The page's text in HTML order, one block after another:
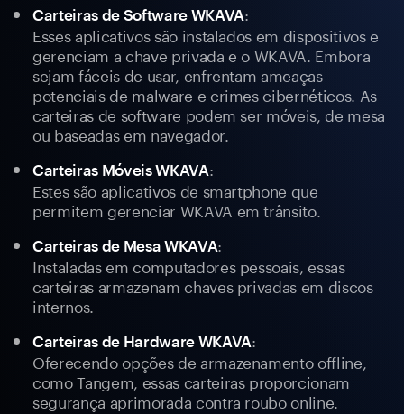
Carteiras de Software WKAVA:
Esses aplicativos são instalados em dispositivos e
gerenciam a chave privada e o WKAVA. Embora
sejam fáceis de usar, enfrentam ameaças
potenciais de malware e crimes cibernéticos. As
carteiras de software podem ser móveis, de mesa
ou baseadas em navegador.
Carteiras Móveis WKAVA:
Estes são aplicativos de smartphone que
permitem gerenciar WKAVA em trânsito.
Carteiras de Mesa WKAVA:
Instaladas em computadores pessoais, essas
carteiras armazenam chaves privadas em discos
internos.
Carteiras de Hardware WKAVA:
Oferecendo opções de armazenamento offline,
como Tangem, essas carteiras proporcionam
segurança aprimorada contra roubo online.